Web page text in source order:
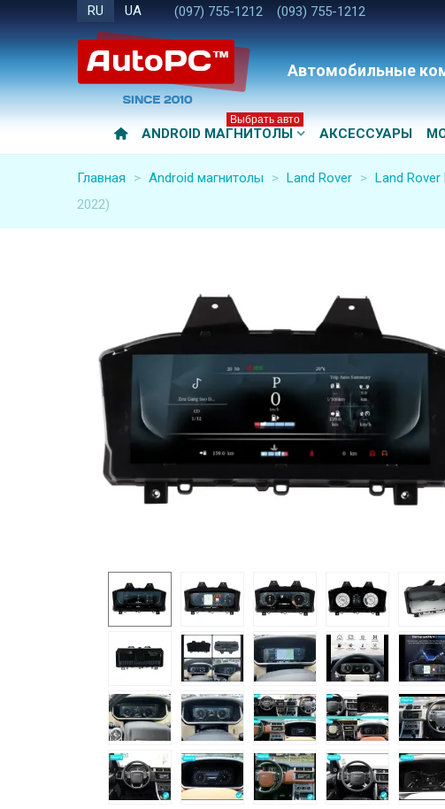
RU UA (097) 755-1212 (093) 755-1212
Автомобильные
ANDROID МАГНИТОЛЫ
Выбрать авто
АКСЕССУАРЫ
Главная > Android магнитолы > Land Rover > Land Rover
2022)